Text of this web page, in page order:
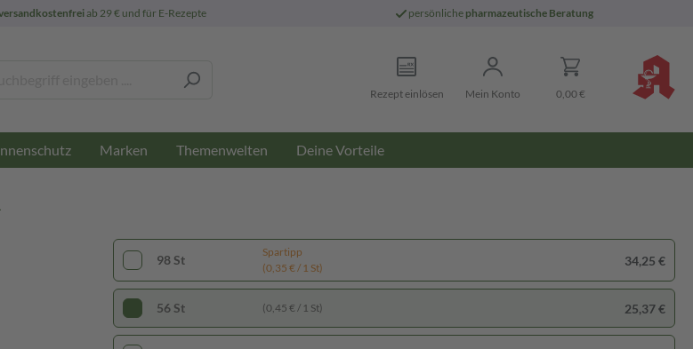
ab 29 € und für E-Rezepte persönliche pharmazeutische Beratung
Rezept einlösen Mein Konto 0,00 €
Marken Themenwelten Deine Vorteile
98 St
Spartipp
(0,35 € / 1 St)
34,25 €
56 St (0,45 € / 1 St) 25,37 €